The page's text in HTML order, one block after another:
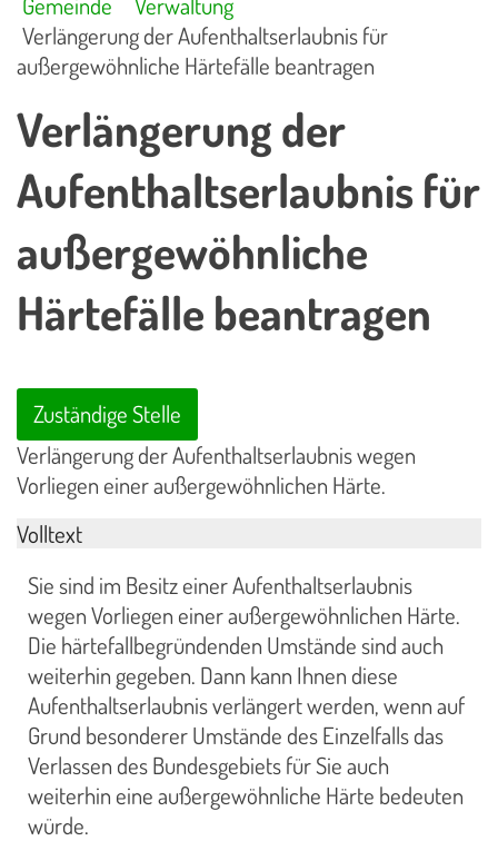
Verlängerung der Aufenthaltserlaubnis für
außergewöhnliche Härtefälle beantragen
Verlängerung der
Aufenthaltserlaubnis für
außergewöhnliche
Härtefälle beantragen
Zuständige Stelle
Verlängerung der Aufenthaltserlaubnis wegen
Vorliegen einer außergewöhnlichen Härte.
Volltext
Sie sind im Besitz einer Aufenthaltserlaubnis
wegen Vorliegen einer außergewöhnlichen Härte.
Die härtefallbegründenden Umstände sind auch
weiterhin gegeben. Dann kann Ihnen diese
Aufenthaltserlaubnis verlängert werden, wenn auf
Grund besonderer Umstände des Einzelfalls das
Verlassen des Bundesgebiets für Sie auch
weiterhin eine außergewöhnliche Härte bedeuten
würde.